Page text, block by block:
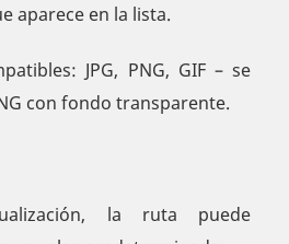
aparece en la lista.
JPG, PNG, GIF – se
con fondo transparente.
la ruta puede